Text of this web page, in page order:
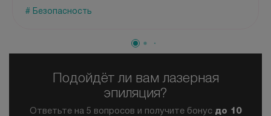
# Безопасность
Подойдёт ли вам лазерная
эпиляция?
Ответьте на 5 вопросов и получите бонус до 10